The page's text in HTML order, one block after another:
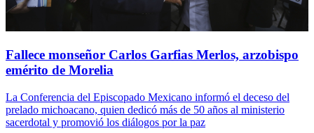
Fallece monseñor Carlos Garfias Merlos, arzobispo
emérito de Morelia
La Conferencia del Episcopado Mexicano informó el deceso del
prelado michoacano, quien dedicó más de 50 años al ministerio
sacerdotal y promovió los diálogos por la paz